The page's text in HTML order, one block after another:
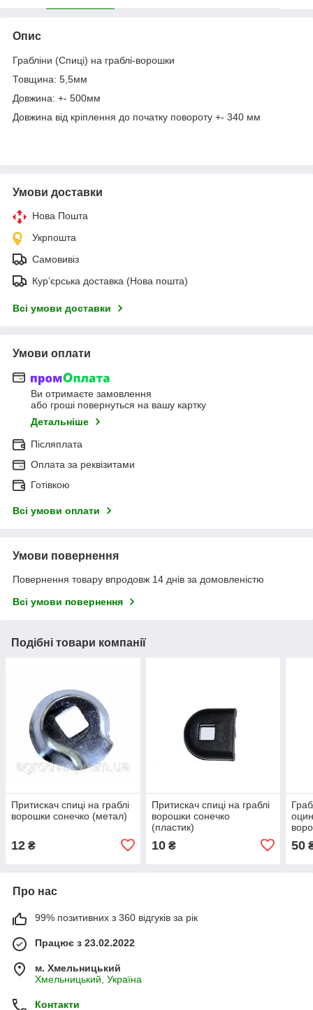
Опис
Грабліни (Спиці) на граблі-ворошки
Товщина: 5,5мм
Довжина: +- 500мм
Довжина від кріплення до початку повороту +- 340 мм
Умови доставки
Нова Пошта
Укрпошта
Самовивіз
Кур’єрська доставка (Нова пошта)
Всі умови доставки
Умови оплати
Ви отримаєте замовлення
або гроші повернуться на вашу картку
Детальніше
Післяплата
Оплата за реквізитами
Готівкою
Всі умови оплати
Умови повернення
Повернення товару впродовж 14 днів за домовленістю
Всі умови повернення
Подібні товари компанії
Притискач спиці на граблі
ворошки сонечко (метал)
12 ₴
Притискач спиці на граблі
ворошки сонечко
(пластик)
10₴ 50
Про нас
99% позитивних з 360 відгуків за рік
Працює з 23.02.2022
м. Хмельницький
Хмельницький, Україна
Контакти